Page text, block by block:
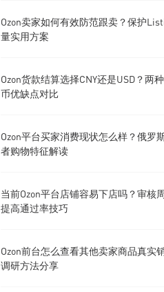
Ozon卖家如何有效防范跟卖？保护
量实用方案
Ozon货款结算选择CNY还是USD？两
币优缺点对比
Ozon平台买家消费现状怎么样？俄罗
者购物特征解读
当前Ozon平台店铺容易下店吗？审核
提高通过率技巧
Ozon前台怎么查看其他卖家商品真实
调研方法分享